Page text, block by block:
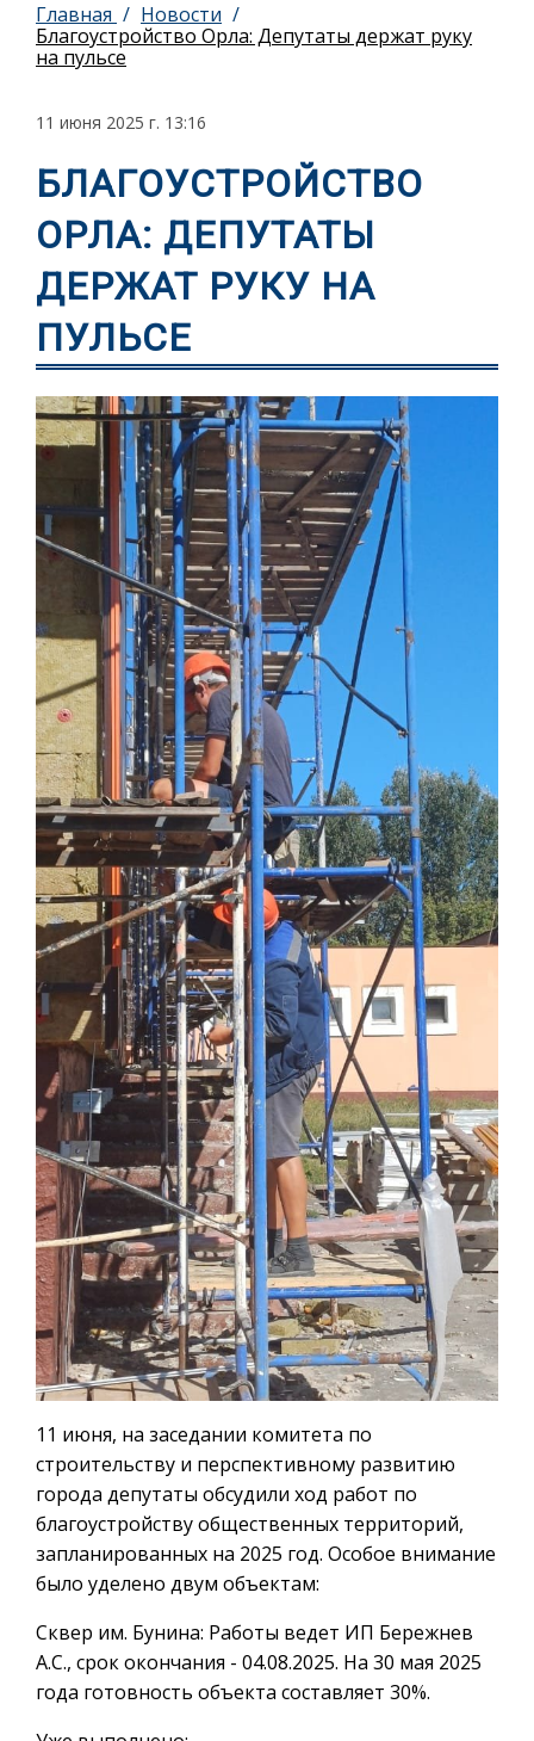
Главная
Новости
Благоустройство Орла: Депутаты держат руку
на пульсе
11 июня 2025 г. 13:16
БЛАГОУСТРОЙСТВО
ОРЛА: ДЕПУТАТЫ
ДЕРЖАТ РУКУ НА
ПУЛЬСЕ
11 июня, на заседании комитета по
строительству и перспективному развитию
города депутаты обсудили ход работ по
благоустройству общественных территорий,
запланированных на 2025 год. Особое внимание
было уделено двум объектам:
Сквер им. Бунина: Работы ведет ИП Бережнев
А.С., срок окончания - 04.08.2025. На 30 мая 2025
года готовность объекта составляет 30%.